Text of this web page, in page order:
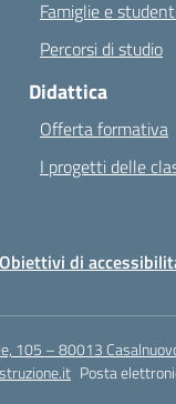
Famiglie e studenti
Percorsi di studio
Didattica
Offerta formativa
I progetti delle
Obiettivi di
105 – 80013 Casalnuovo
Posta